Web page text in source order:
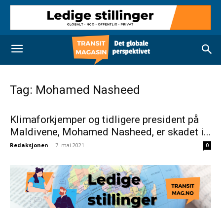
Tag: Mohamed Nasheed
Klimaforkjemper og tidligere president på
Maldivene, Mohamed Nasheed, er skadet i...
Redaksjonen - 7. mai 2021 0